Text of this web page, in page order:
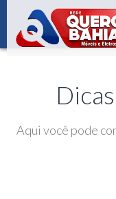
Home Novidades
Aqui você pode